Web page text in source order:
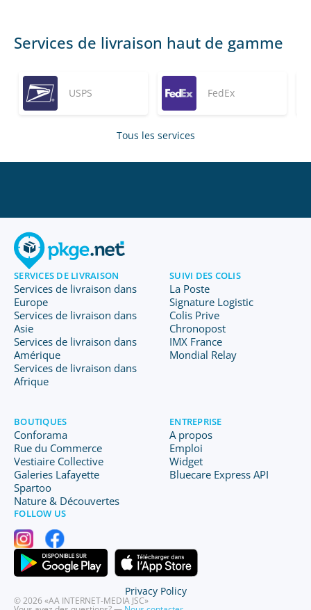
Services de livraison haut de gamme
USPS FedEx
Tous les services
SERVICES DE LIVRAISON
Services de livraison dans
Europe
Services de livraison dans
Asie
Services de livraison dans
Amérique
Services de livraison dans
Afrique
SUIVI DES COLIS
La Poste
Signature Logistic
Colis Prive
Chronopost
IMX France
Mondial Relay
BOUTIQUES
Conforama
Rue du Commerce
Vestiaire Collective
Galeries Lafayette
Spartoo
Nature & Découvertes
ENTREPRISE
A propos
Emploi
Widget
Bluecare Express API
FOLLOW US
© 2026 «AA INTERNET-MEDIA JSC»
Privacy Policy